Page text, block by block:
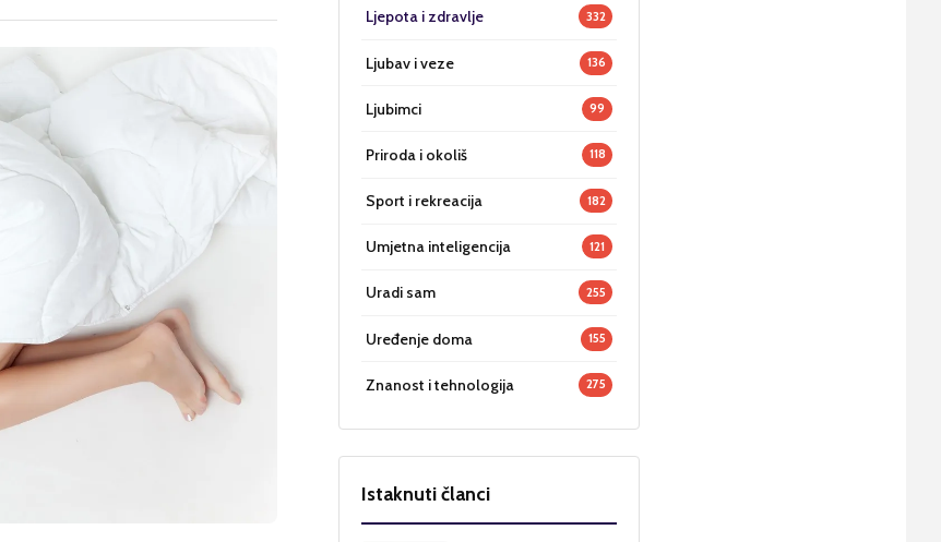
Ljepota i zdravlje 332
Ljubav i veze 136
Ljubimci 99
Priroda i okoliš 118
Sport i rekreacija 182
Umjetna inteligencija 121
Uradi sam 255
Uređenje doma 155
Znanost i tehnologija 275
Istaknuti članci